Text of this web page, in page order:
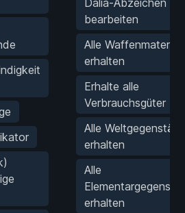
Dalia-Abzeichen
bearbeiten
Alle
erhalten
Erhalte alle
Verbrauchsgüter
Alle
erhalten
Alle
erhalten